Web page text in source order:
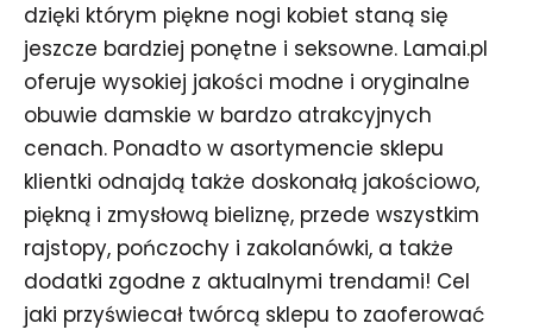
dzięki którym piękne nogi kobiet staną się
jeszcze bardziej ponętne i seksowne. Lamai.pl
oferuje wysokiej jakości modne i oryginalne
obuwie damskie w bardzo atrakcyjnych
cenach. Ponadto w asortymencie sklepu
klientki odnajdą także doskonałą jakościowo,
piękną i zmysłową bieliznę, przede wszystkim
rajstopy, pończochy i zakolanówki, a także
dodatki zgodne z aktualnymi trendami! Cel
jaki przyświecał twórcą sklepu to zaoferować